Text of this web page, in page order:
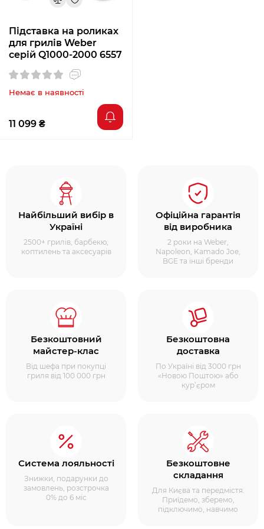
Підставка на роликах
для грилів Weber
серій Q1000-2000 6557
Немає в наявності
11 099 ₴
Найбільший вибір в
Україні
2500+ грилів, барбекю,
коптилень та аксесуарів
Офіційна гарантія
від виробника
2 роки на Weber,
Napoleon, Kamado Joe,
BGE та інші бренди
Безкоштовний
майстер-клас
Від шефа при покупці
гриля від 100 000 грн
Безкоштовна
доставка
По Україні від 3000 грн
«Новою Поштою» або
кур’єром
Система лояльності
Знижки, подарунки до
замовлень, розстрочка
0% до 6 міс
Безкоштовне
складання
Для Києва та передмістя.
Приїдемо, зберемо,
підключимо, навчимо